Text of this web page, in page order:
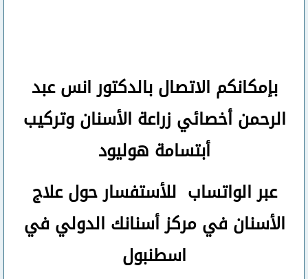
بإمكانكم الاتصال بالدكتور انس عبد
الرحمنأخصائي زراعة الأسنان وتركيب
أبتسامة هوليود
عبر الواتساب للأستفسار حول علاج
الأسنان في مركز أسنانك الدولي في
اسطنبول